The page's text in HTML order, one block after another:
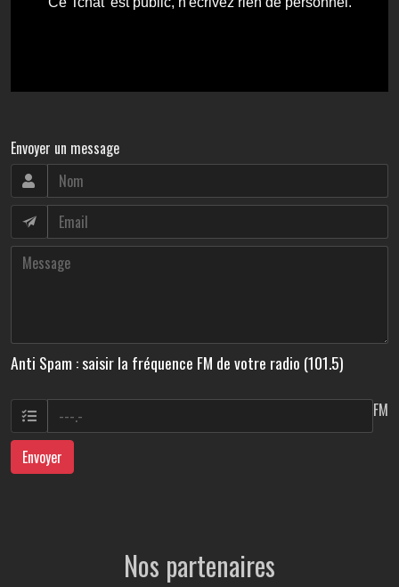
Envoyer un message
Anti Spam : saisir la fréquence FM de votre radio (101.5)
FM
Envoyer
Nos partenaires